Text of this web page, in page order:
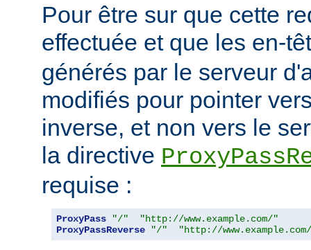
Pour être sur que cette
effectuée et que les en-
générés par le serveur
modifiés pour pointer
inverse, et non vers le
la directive
requise :
ProxyPass "/"
"http://www.example.com/"
ProxyPassReverse
"/" "http://